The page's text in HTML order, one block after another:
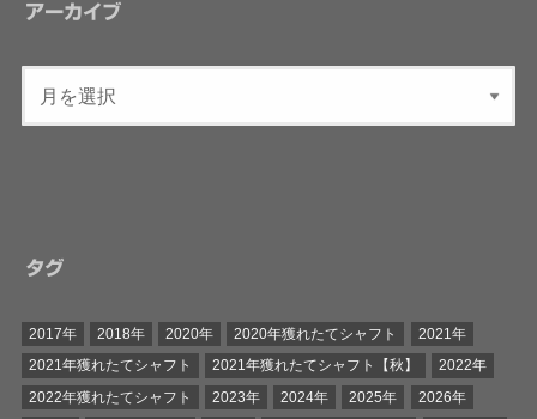
アーカイブ
タグ
2017年 2018年 2020年 2020年獲れたてシャフト
2021年
2021年獲れたてシャフト
2021年獲れたてシャフト【秋】
2022年
2022年獲れたてシャフト
2023年 2024年 2025年
2026年